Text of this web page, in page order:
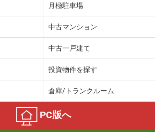
月極駐車場
中古マンション
中古一戸建て
投資物件を探す
倉庫/トランクルーム
PC版へ